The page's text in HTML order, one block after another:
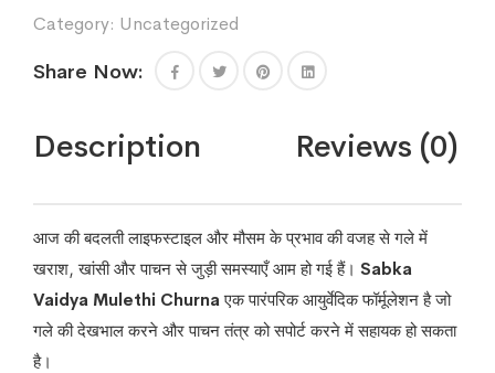
Category: Uncategorized
Share Now:
Description Reviews (0)
आज की बदलती लाइफस्टाइल और मौसम के प्रभाव की वजह से गले में
खराश, खांसी और पाचन से जुड़ी समस्याएँ आम हो गई हैं। Sabka
Vaidya Mulethi Churna एक पारंपरिक आयुर्वेदिक फॉर्मूलेशन है जो
गले की देखभाल करने और पाचन तंत्र को सपोर्ट करने में सहायक हो सकता
है।